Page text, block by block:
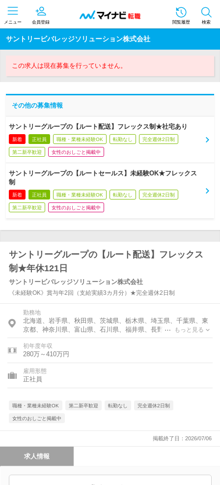
メニュー 会員登録 閲覧履歴 検索
サントリービバレッジソリューション株式会社
この求人は現在募集を行っていません。
その他の募集情報
サントリーグループの【ルート配送】フレックス制★社宅あり
新着 正社員 職種・業種未経験OK 転勤なし 完全週休2日制
第二新卒歓迎 女性のおしごと掲載中
サントリーグループの【ルートセールス】未経験OK★フレックス
制
新着 正社員 職種・業種未経験OK 転勤なし 完全週休2日制
第二新卒歓迎 女性のおしごと掲載中
サントリーグループの【ルート配送】フレックス
制★年休121日
サントリービバレッジソリューション株式会社
《未経験OK》賞与年2回（支給実績3カ月分）★完全週休2日制
勤務地
北海道、岩手県、秋田県、茨城県、栃木県、埼玉県、千葉県、東
京都、神奈川県、富山県、石川県、福井県、長野県、岐阜県、静
岡県、愛知県、三重県、滋賀県、京都府、大阪府、兵庫県、和歌
山県、広島県、山口県、愛媛県、福岡県、長崎県、熊本県、大分
県、宮崎県
もっと見る
初年度年収
280万～410万円
雇用形態
正社員
職種・業種未経験OK 第二新卒歓迎 転勤なし 完全週休2日制
女性のおしごと掲載中
掲載終了日：2026/07/06
求人情報